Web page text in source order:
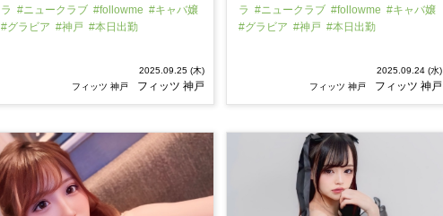
ラ #ニュークラブ #followme #キャバ嬢
#グラビア #神戸 #本日出勤
2025.09.25 (木)
フィッツ 神戸
フィッツ 神戸
ラ #ニュークラブ #followme #キャバ嬢
#グラビア #神戸 #本日出勤
2025.09.24 (水)
フィッツ 神戸
フィッツ 神戸